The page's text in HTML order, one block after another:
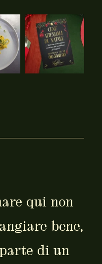
qui non
bene,
di un